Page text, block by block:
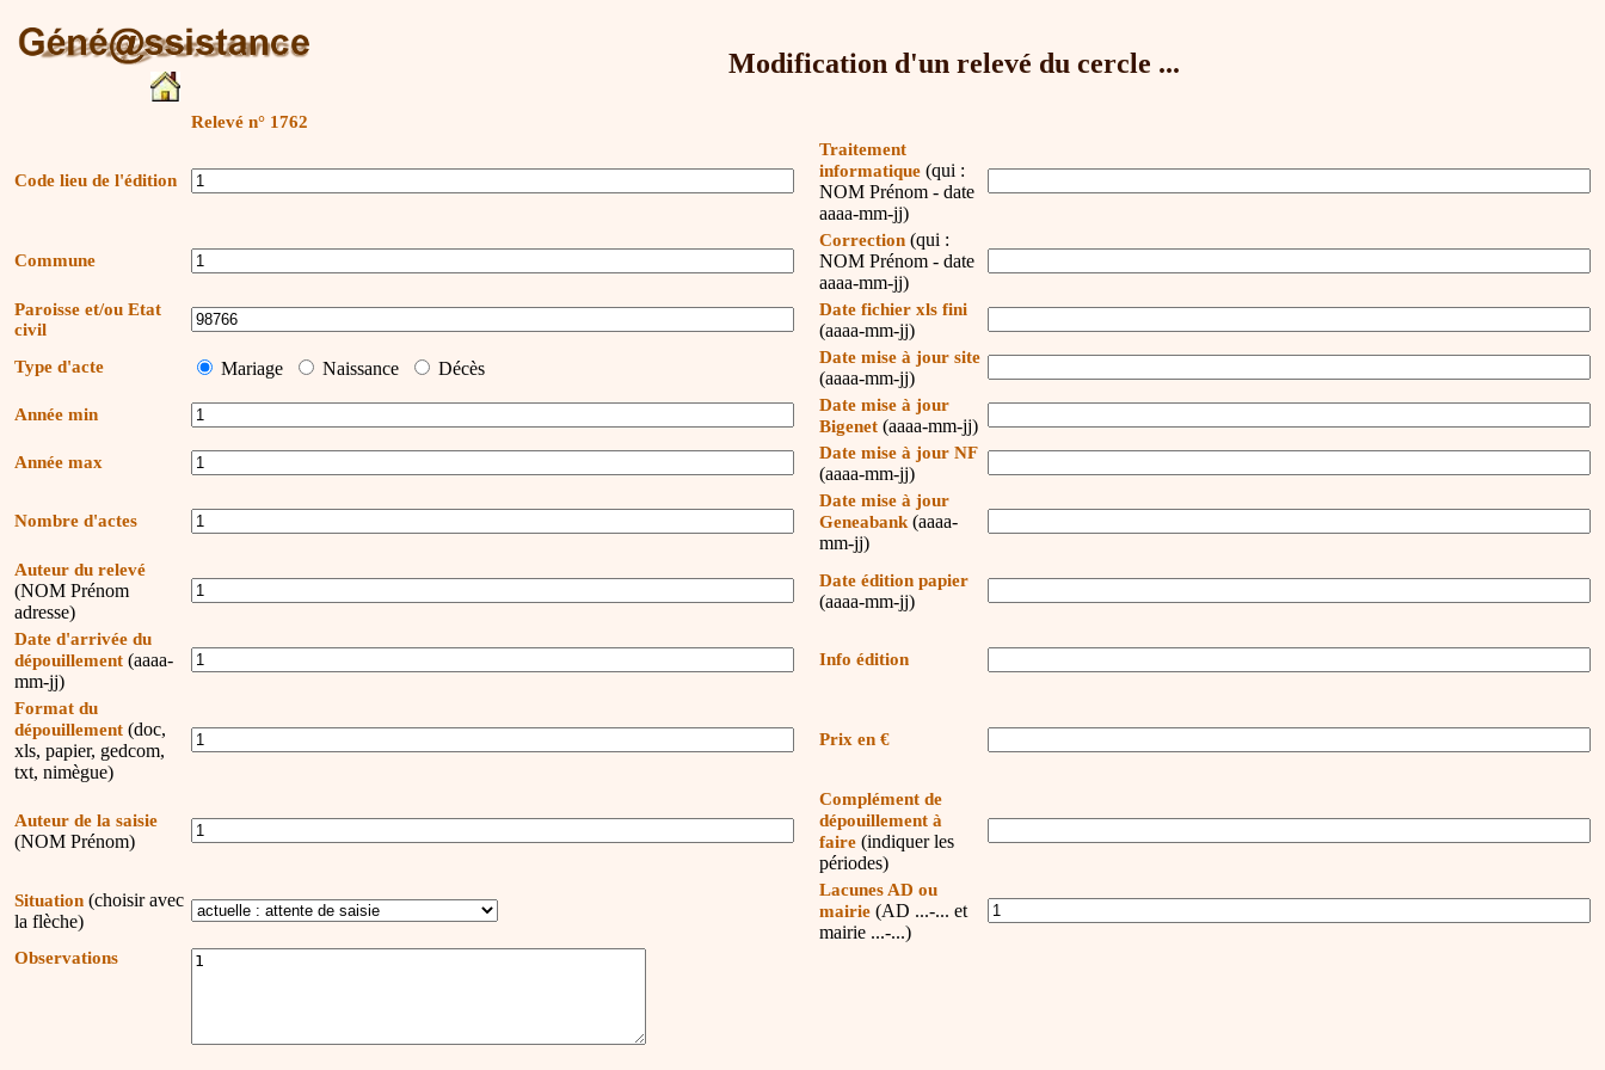
Modification d'un relevé du cercle ...
Relevé n° 1762
Code lieu de l'édition
Traitement
informatique (qui :
NOM Prénom - date
aaaa-mm-jj)
Commune
Correction (qui :
NOM Prénom - date
aaaa-mm-jj)
Paroisse et/ou Etat
civil
Date fichier xls fini
(aaaa-mm-jj)
Type d'acte Mariage Naissance Décès
Date mise à jour site
(aaaa-mm-jj)
Année min
Date mise à jour
Bigenet (aaaa-mm-jj)
Année max Date mise à jour NF
(aaaa-mm-jj)
Nombre d'actes
Date mise à jour
Geneabank (aaaa-
mm-jj)
Auteur du relevé
(NOM Prénom
adresse)
Date édition papier
(aaaa-mm-jj)
Date d'arrivée du
dépouillement (aaaa-
mm-jj)
Info édition
Format du
dépouillement (doc,
xls, papier, gedcom,
txt, nimègue)
Prix en €
Auteur de la saisie
(NOM Prénom)
Complément de
dépouillement à
faire (indiquer les
périodes)
Situation (choisir avec
la flèche)
Lacunes AD ou
mairie (AD ...-... et
mairie ...-...)
Observations